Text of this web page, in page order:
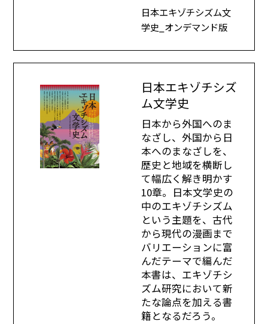
日本エキゾチシズム文
学史_オンデマンド版
日本エキゾチシズ
ム文学史
日本から外国へのま
なざし、外国から日
本へのまなざしを、
歴史と地域を横断し
て幅広く解き明かす
10章。日本文学史の
中のエキゾチシズム
という主題を、古代
から現代の漫画まで
バリエーションに富
んだテーマで編んだ
本書は、エキゾチシ
ズム研究において新
たな論点を加える書
籍となるだろう。